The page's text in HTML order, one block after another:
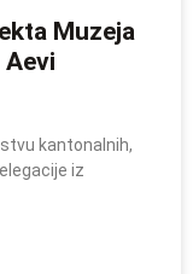
Muzeja
kantonalnih,
iz